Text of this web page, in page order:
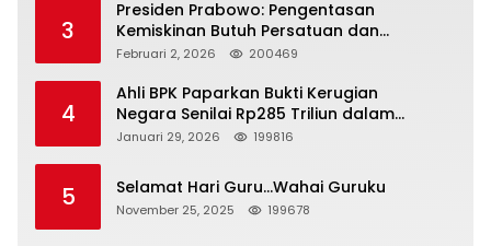
3
Presiden Prabowo: Pengentasan
Kemiskinan Butuh Persatuan dan
Kepemimpinan yang Bertanggung Jawab
Februari 2, 2026 200469
4
Ahli BPK Paparkan Bukti Kerugian
Negara Senilai Rp285 Triliun dalam
Persidangan Korupsi PT Pertamina
Januari 29, 2026 199816
5 Selamat Hari Guru…Wahai Guruku
November 25, 2025 199678